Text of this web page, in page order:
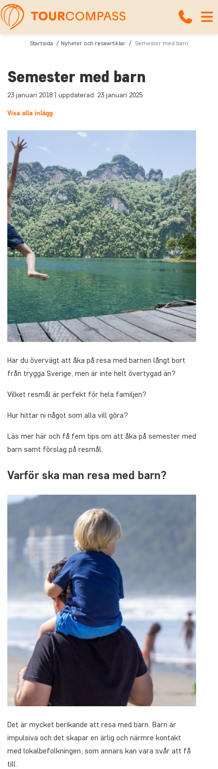
Startsida Nyheter och researtiklar Semester med barn
Semester med barn
23 januari 2018 | uppdaterad: 23 januari 2025
Visa alla inlägg
Har du övervägt att åka på resa med barnen långt bort
från trygga Sverige, men är inte helt övertygad än?
Vilket resmål är perfekt för hela familjen?
Hur hittar ni något som alla vill göra?
Läs mer här och få fem tips om att åka på semester med
barn samt förslag på resmål.
Varför ska man resa med barn?
Det är mycket berikande att resa med barn. Barn är
impulsiva och det skapar en ärlig och närmre kontakt
med lokalbefolkningen, som annars kan vara svår att få
till.